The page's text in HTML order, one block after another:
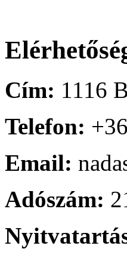
Cím: 1116
Telefon:
Email:
Adószám: